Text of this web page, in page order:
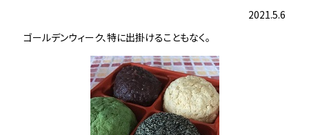
2021.5.6
ゴールデンウィーク、特に出掛けることもなく。